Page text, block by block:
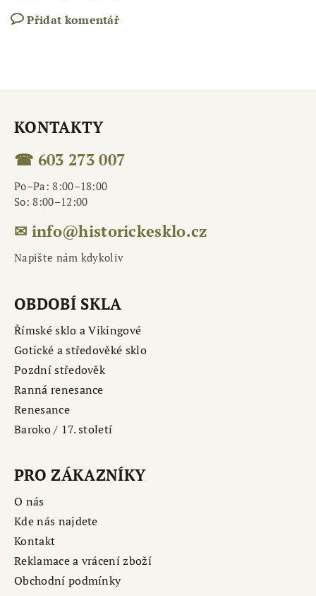
Přidat komentář
KONTAKTY
☎ 603 273 007
Po–Pa: 8:00–18:00
So: 8:00–12:00
✉ info@historickesklo.cz
Napište nám kdykoliv
OBDOBÍ SKLA
Římské sklo a Vikingové
Gotické a středověké sklo
Pozdní středověk
Ranná renesance
Renesance
Baroko / 17. století
PRO ZÁKAZNÍKY
O nás
Kde nás najdete
Kontakt
Reklamace a vrácení zboží
Obchodní podmínky